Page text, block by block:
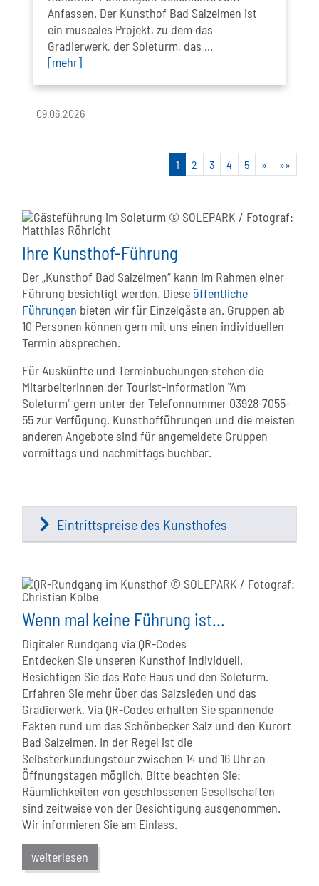
Anfassen. Der Kunsthof Bad Salzelmen ist
ein museales Projekt, zu dem das
Gradierwerk, der Soleturm, das ...
[mehr]
09.06.2026
1 2 3 4 5 » »»
Ihre Kunsthof-Führung
Der „Kunsthof Bad Salzelmen“ kann im Rahmen einer
Führung besichtigt werden. Diese öffentliche
Führungen bieten wir für Einzelgäste an. Gruppen ab
10 Personen können gern mit uns einen individuellen
Termin absprechen.
Für Auskünfte und Terminbuchungen stehen die
Mitarbeiterinnen der Tourist-Information "Am
Soleturm" gern unter der Telefonnummer 03928 7055-
55 zur Verfügung. Kunsthofführungen und die meisten
anderen Angebote sind für angemeldete Gruppen
vormittags und nachmittags buchbar.
Eintrittspreise des Kunsthofes
Wenn mal keine Führung ist...
Digitaler Rundgang via QR-Codes
Entdecken Sie unseren Kunsthof individuell.
Besichtigen Sie das Rote Haus und den Soleturm.
Erfahren Sie mehr über das Salzsieden und das
Gradierwerk. Via QR-Codes erhalten Sie spannende
Fakten rund um das Schönbecker Salz und den Kurort
Bad Salzelmen. In der Regel ist die
Selbsterkundungstour zwischen 14 und 16 Uhr an
Öffnungstagen möglich. Bitte beachten Sie:
Räumlichkeiten von geschlossenen Gesellschaften
sind zeitweise von der Besichtigung ausgenommen.
Wir informieren Sie am Einlass.
weiterlesen